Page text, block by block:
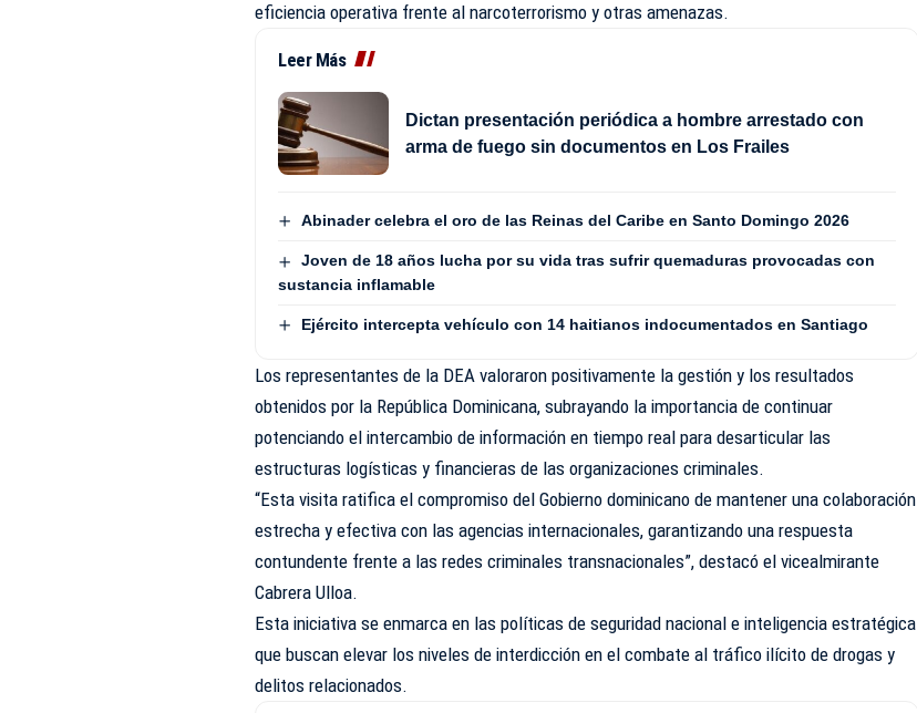
eficiencia operativa frente al narcoterrorismo y otras amenazas.
Leer Más
Dictan presentación periódica a hombre arrestado con
arma de fuego sin documentos en Los Frailes
Abinader celebra el oro de las Reinas del Caribe en Santo Domingo 2026
Joven de 18 años lucha por su vida tras sufrir quemaduras provocadas con
sustancia inflamable
Ejército intercepta vehículo con 14 haitianos indocumentados en Santiago
Los representantes de la DEA valoraron positivamente la gestión y los resultados
obtenidos por la República Dominicana, subrayando la importancia de continuar
potenciando el intercambio de información en tiempo real para desarticular las
estructuras logísticas y financieras de las organizaciones criminales.
“Esta visita ratifica el compromiso del Gobierno dominicano de mantener una colaboración
estrecha y efectiva con las agencias internacionales, garantizando una respuesta
contundente frente a las redes criminales transnacionales”, destacó el vicealmirante
Cabrera Ulloa.
Esta iniciativa se enmarca en las políticas de seguridad nacional e inteligencia estratégica
que buscan elevar los niveles de interdicción en el combate al tráfico ilícito de drogas y
delitos relacionados.